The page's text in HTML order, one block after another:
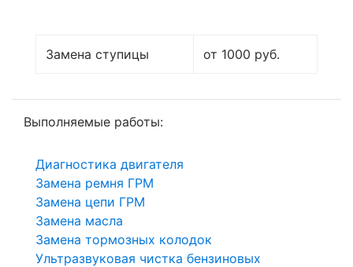
Замена ступицы от 1000 руб.
Выполняемые работы:
Диагностика двигателя
Замена ремня ГРМ
Замена цепи ГРМ
Замена масла
Замена тормозных колодок
Ультразвуковая чистка бензиновых